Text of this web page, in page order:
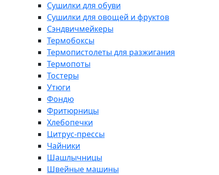
Сушилки для обуви
Сушилки для овощей и фруктов
Сэндвичмейкеры
Термобоксы
Термопистолеты для разжигания
Термопоты
Тостеры
Утюги
Фондю
Фритюрницы
Хлебопечки
Цитрус-прессы
Чайники
Шашлычницы
Швейные машины